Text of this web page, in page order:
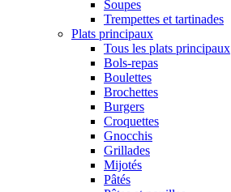
Soupes
Trempettes et tartinades
Plats principaux
Tous les plats principaux
Bols-repas
Boulettes
Brochettes
Burgers
Croquettes
Gnocchis
Grillades
Mijotés
Pâtés